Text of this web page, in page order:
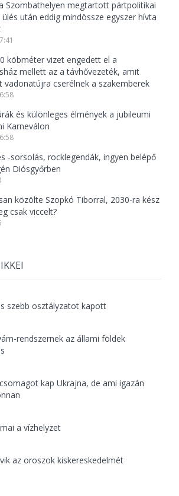
Szombathelyen megtartott pártpolitikai
után eddig mindössze egyszer hívta
köbméter vizet engedett el a
mellett az a távhővezeték, amit
cserélnek a szakemberek
és különleges élmények a jubileumi
Karneválon
-sorsolás, rocklegendák, ingyen belépő
Diósgyőrben
közölte Szopkó Tiborral, 2030-ra kész
csak viccelt?
szebb osztályzatot kapott
rendszernek az állami földek
kap Ukrajna, de ami igazán
a vízhelyzet
az oroszok kiskereskedelmét